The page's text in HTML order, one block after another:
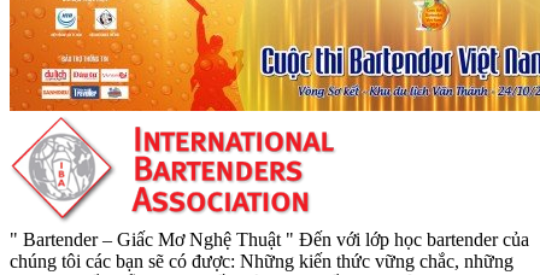
" Bartender – Giấc Mơ Nghệ Thuật " Đến với lớp học bartender của
chúng tôi các bạn sẽ có được: Những kiến thức vững chắc, những